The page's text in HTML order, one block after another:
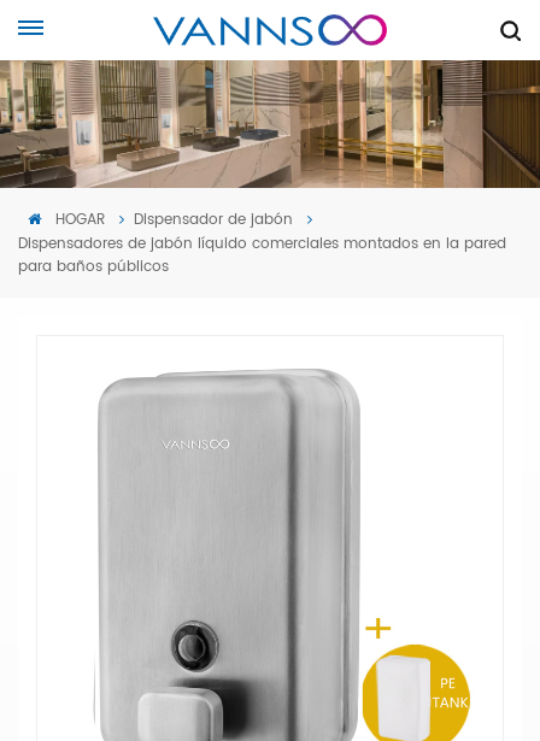
HOGAR
Dispensador de jabón
Dispensadores de jabón líquido comerciales montados en la pared
para baños públicos